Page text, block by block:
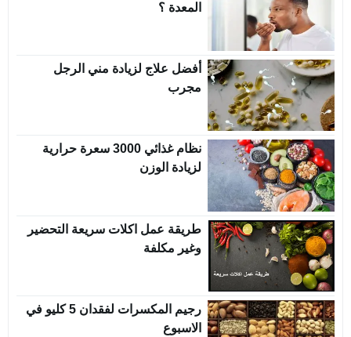
المعدة ؟
أفضل علاج لزيادة مني الرجل
مجرب
نظام غذائي 3000 سعرة حرارية
لزيادة الوزن
طريقة عمل اكلات سريعة التحضير
وغير مكلفة
رجيم المكسرات لفقدان 5 كليو في
الاسبوع